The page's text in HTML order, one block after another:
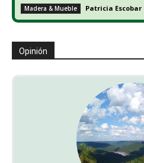
Madera & Mueble Patricia Escobar
Opinión